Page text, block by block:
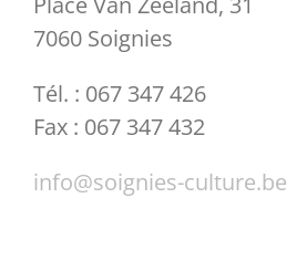
7060 Soignies
Tél. : 067 347 426
Fax : 067 347 432
info@soignies-culture.be